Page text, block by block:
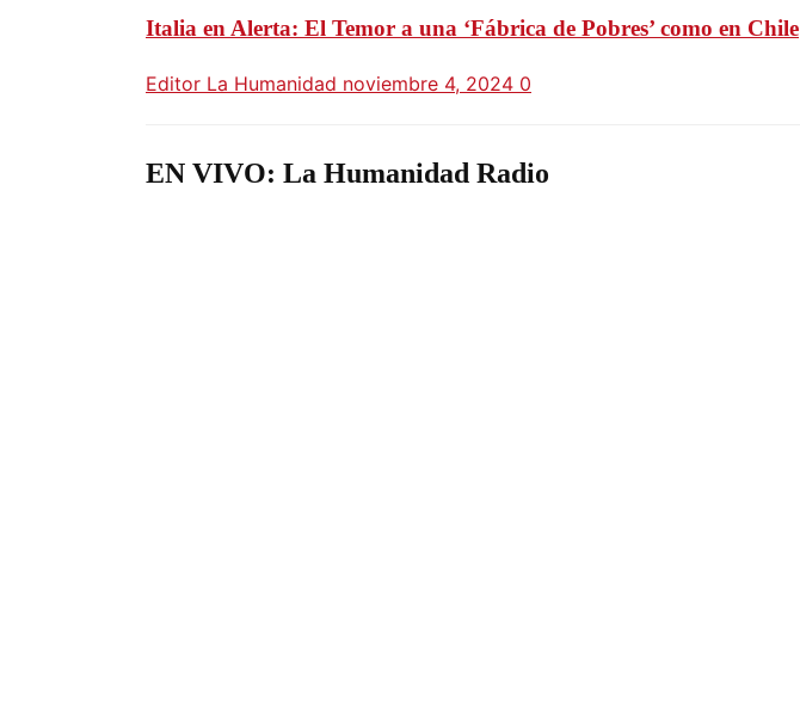
Italia en Alerta: El Temor a una ‘Fábrica de Pobres’ como en Chile
Editor La Humanidad noviembre 4, 2024 0
EN VIVO: La Humanidad Radio